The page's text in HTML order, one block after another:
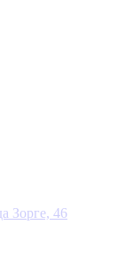
Зорге, 46